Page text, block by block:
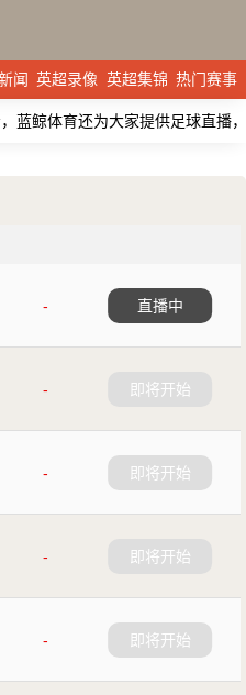
闻 英超录像 英超集锦 热门赛事
蓝鲸体育还为大家提供足球直播
-
直播中
-
即将开始
-
即将开始
-
即将开始
-
即将开始